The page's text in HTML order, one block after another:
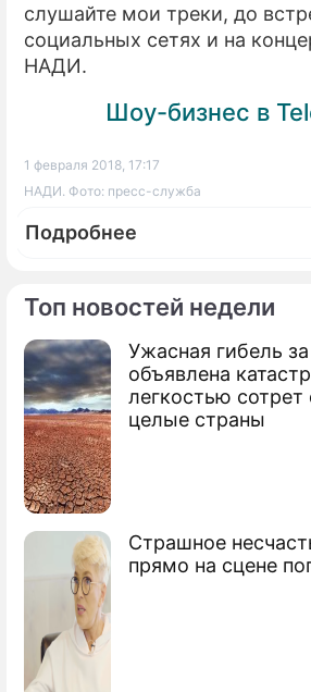
Топ новостей недели
Ужасная гибель
объявлена
легкостью
целые страны
Страшное
прямо на сцене
слушайте мои треки, до
социальных сетях и на
НАДИ.
Шоу-бизнес в
1 февраля 2018, 17:17
НАДИ. Фото: пресс-служба
Подробнее
По теме
Продолжение:
певец записал